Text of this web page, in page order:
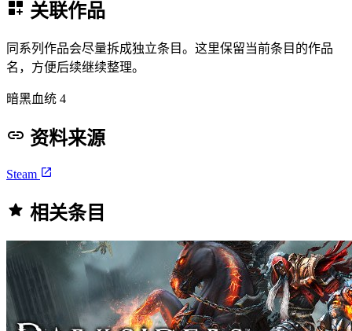
关联作品
同系列作品会尽量拆成独立条目。这里保留当前条目的作品
名，方便后续继续整理。
暗黑血统 4
资料来源
Steam
相关条目